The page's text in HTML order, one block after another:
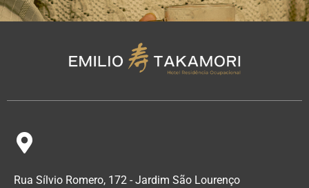
Rua Sílvio Romero, 172 - Jardim São Lourenço